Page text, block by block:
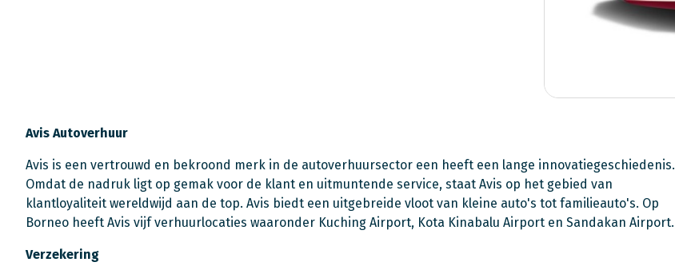
Avis Autoverhuur
Avis is een vertrouwd en bekroond merk in de autoverhuursector een heeft een lange innovatiegeschiedenis.
Omdat de nadruk ligt op gemak voor de klant en uitmuntende service, staat Avis op het gebied van
klantloyaliteit wereldwijd aan de top. Avis biedt een uitgebreide vloot van kleine auto's tot familieauto's. Op
Borneo heeft Avis vijf verhuurlocaties waaronder Kuching Airport, Kota Kinabalu Airport en Sandakan Airport.
Verzekering